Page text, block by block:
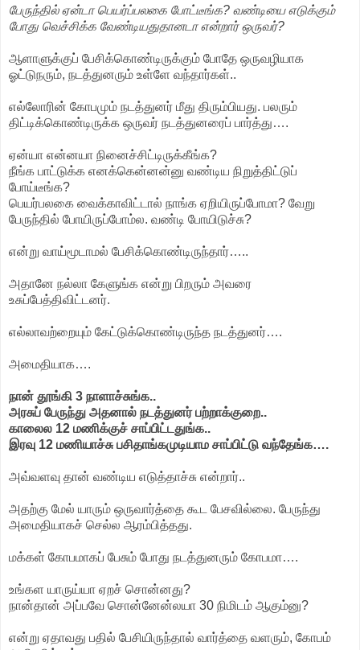
பேருந்தில் ஏன்டா பெயர்ப்பலகை போட்டீங்க? வண்டியை எடுக்கும்
போது வெச்சிக்க வேண்டியதுதானடா என்றார் ஒருவர்?
ஆளாளுக்குப் பேசிக்கொண்டிருக்கும் போதே ஒருவழியாக
ஓட்டுநரும், நடத்துனரும் உள்ளே வந்தார்கள்..
எல்லோரின் கோபமும் நடத்துனர் மீது திரும்பியது. பலரும்
திட்டிக்கொண்டிருக்க ஒருவர் நடத்துனரைப் பார்த்து….
ஏன்யா என்னயா நினைச்சிட்டிருக்கீங்க?
நீங்க பாட்டுக்க எனக்கென்னன்னு வண்டிய நிறுத்திட்டுப்
போய்டீங்க?
பெயர்பலகை வைக்காவிட்டால் நாங்க ஏறியிருப்போமா? வேறு
பேருந்தில் போயிருப்போம்ல. வண்டி போயிடுச்சு?
என்று வாய்மூடாமல் பேசிக்கொண்டிருந்தார்…..
அதானே நல்லா கேளுங்க என்று பிறரும் அவரை
உசுப்பேத்திவிட்டனர்.
எல்லாவற்றையும் கேட்டுக்கொண்டிருந்த நடத்துனர்….
அமைதியாக….
நான் தூங்கி 3 நாளாச்சுங்க..
அரசுப் பேருந்து அதனால் நடத்துனர் பற்றாக்குறை..
காலைல 12 மணிக்குச் சாப்பிட்டதுங்க..
இரவு 12 மணியாச்சு பசிதாங்கமுடியாம சாப்பிட்டு வந்தேங்க….
அவ்வளவு தான் வண்டிய எடுத்தாச்சு என்றார்..
அதற்கு மேல் யாரும் ஒருவார்த்தை கூட பேசவில்லை. பேருந்து
அமைதியாகச் செல்ல ஆரம்பித்தது.
மக்கள் கோபமாகப் பேசும் போது நடத்துனரும் கோபமா….
உங்கள யாருய்யா ஏறச் சொன்னது?
நான்தான் அப்பவே சொன்னேன்லயா 30 நிமிடம் ஆகும்னு?
என்று ஏதாவது பதில் பேசியிருந்தால் வார்த்தை வளரும், கோபம்